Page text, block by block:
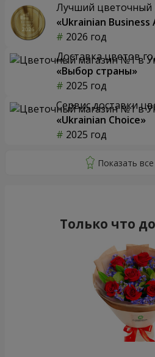
Лучший цветочный
«Ukrainian Business
2026 год
Доставка цветов
«Выбор страны»
2025 год
Сервис доставки
«Ukrainian Choice»
2025 год
Только что